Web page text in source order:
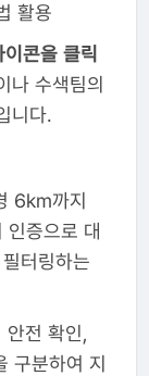
활용
콘을 클릭
나 수색팀의
니다.
6km까지
인증으로 대
터링하는
안전 확인,
구분하여 지